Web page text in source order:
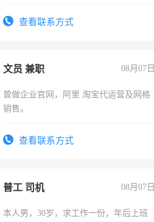
频，培训手机拍摄剪辑，教你玩转抖
查看联系方式
文员 兼职 08月07日
曾做企业官网，阿里 淘宝代运营及网格
销售。
查看联系方式
普工 司机 08月07日
本人男，30岁，求工作一份，年后上班